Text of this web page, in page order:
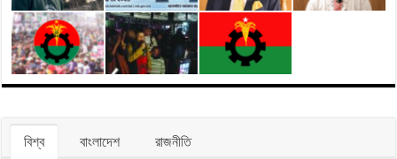
বিশ্ব বাংলাদেশ রাজনীতি